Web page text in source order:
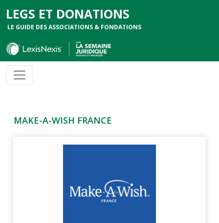
LEGS ET DONATIONS
LE GUIDE DES ASSOCIATIONS & FONDATIONS
MAKE-A-WISH FRANCE